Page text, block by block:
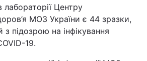
Політика
лабораторії Центру
МОЗ України є 44 зразки,
з підозрою на інфікування
19.